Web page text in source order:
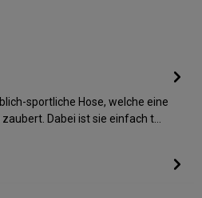
sportliche Hose, welche eine
Dabei ist sie einfach t…